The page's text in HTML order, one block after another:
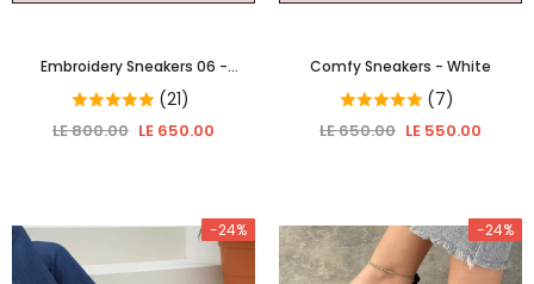
Embroidery Sneakers 06 -
Embroidery(21)
LE 800.00 LE 650.00
Comfy Sneakers - White
(7)
LE 650.00 LE 550.00
-24% -24%